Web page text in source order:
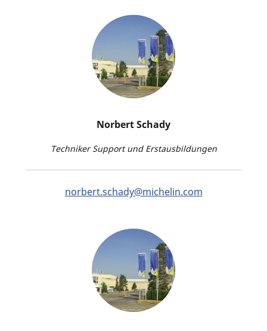
Norbert Schady
Techniker Support und Erstausbildungen
norbert.schady@michelin.com